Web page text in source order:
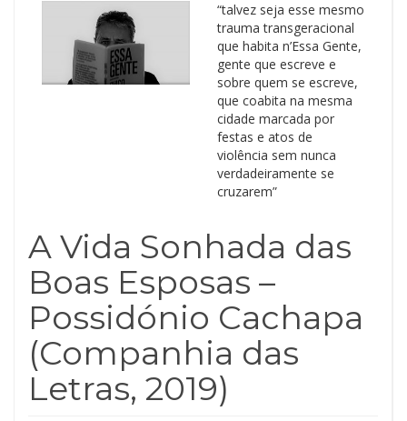
“talvez seja esse mesmo
trauma transgeracional
que habita n’Essa Gente,
gente que escreve e
sobre quem se escreve,
que coabita na mesma
cidade marcada por
festas e atos de
violência sem nunca
verdadeiramente se
cruzarem”
A Vida Sonhada das
Boas Esposas –
Possidónio Cachapa
(Companhia das
Letras, 2019)